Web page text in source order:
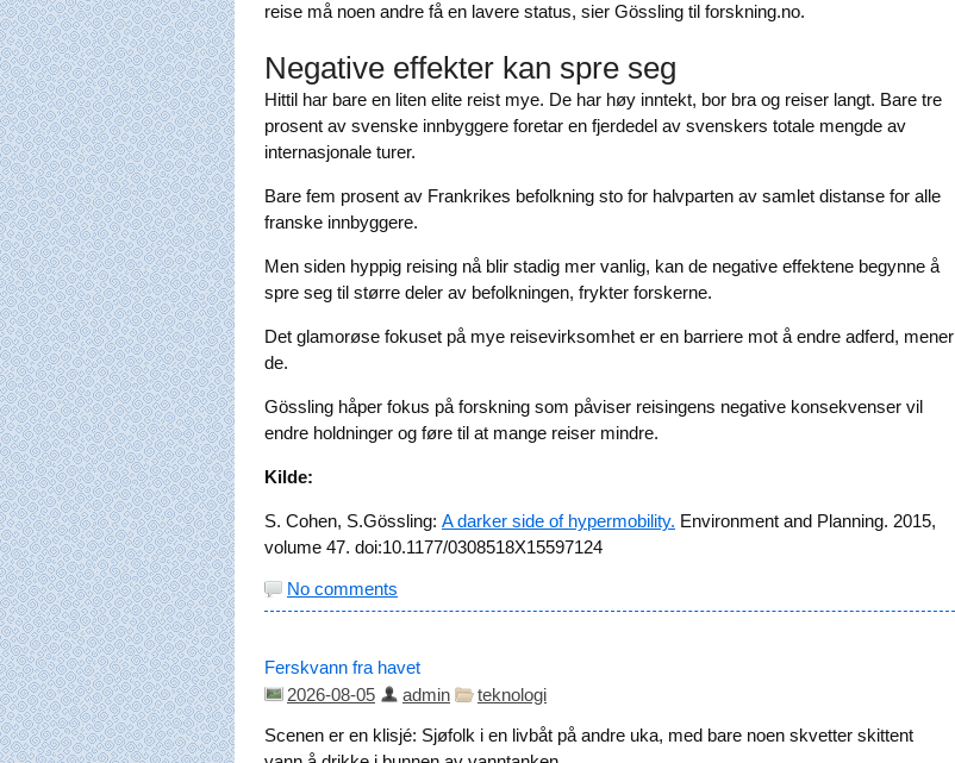
reise må noen andre få en lavere status, sier Gössling til forskning.no.
Negative effekter kan spre seg
Hittil har bare en liten elite reist mye. De har høy inntekt, bor bra og reiser langt. Bare tre
prosent av svenske innbyggere foretar en fjerdedel av svenskers totale mengde av
internasjonale turer.
Bare fem prosent av Frankrikes befolkning sto for halvparten av samlet distanse for alle
franske innbyggere.
Men siden hyppig reising nå blir stadig mer vanlig, kan de negative effektene begynne å
spre seg til større deler av befolkningen, frykter forskerne.
Det glamorøse fokuset på mye reisevirksomhet er en barriere mot å endre adferd, mener
de.
Gössling håper fokus på forskning som påviser reisingens negative konsekvenser vil
endre holdninger og føre til at mange reiser mindre.
Kilde:
S. Cohen, S.Gössling: A darker side of hypermobility. Environment and Planning. 2015,
volume 47. doi:10.1177/0308518X15597124
No comments
Ferskvann fra havet
2026-08-05
admin
teknologi
Scenen er en klisjé: Sjøfolk i en livbåt på andre uka, med bare noen skvetter skittent